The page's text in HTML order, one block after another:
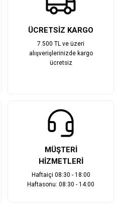
ÜCRETSİZ KARGO
7.500 TL ve üzeri
alışverişlerinizde kargo
ücretsiz
MÜŞTERİ
HİZMETLERİ
Haftaiçi 08:30 - 18:00
Haftasonu: 08:30 - 14:00